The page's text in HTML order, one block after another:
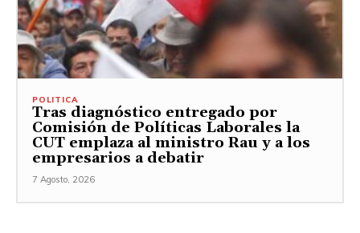
POLITICA
Tras diagnóstico entregado por
Comisión de Políticas Laborales la
CUT emplaza al ministro Rau y a los
empresarios a debatir
7 Agosto, 2026